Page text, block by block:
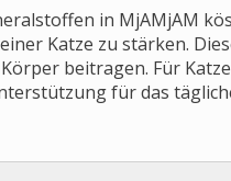
in MjAMjAM
Katze zu stärken.
beitragen. Für
für das